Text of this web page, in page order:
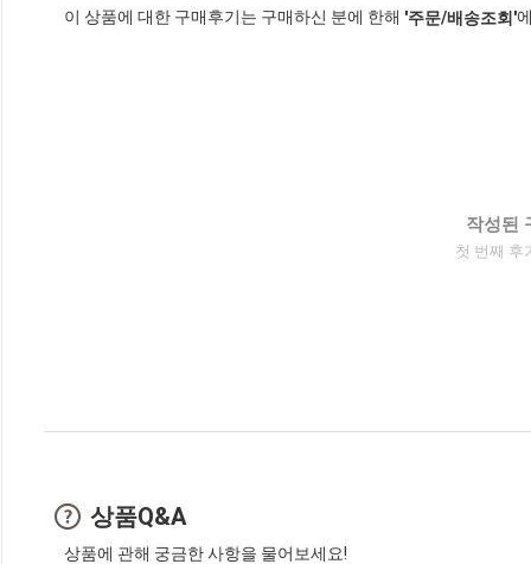
이 상품에 대한 구매후기는 구매하신 분에 한해 '주문/배송조회'
작성된
첫 번째 후
상품Q&A
상품에 관해 궁금한 사항을 물어보세요!